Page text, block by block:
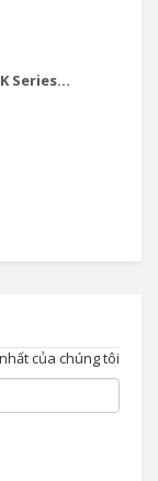
Series...
của chúng tôi